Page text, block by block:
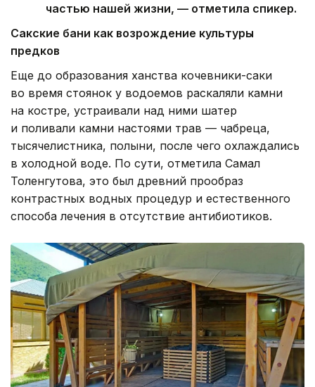
частью нашей жизни, — отметила спикер.
Сакские бани как возрождение культуры
предков
Еще до образования ханства кочевники-саки
во время стоянок у водоемов раскаляли камни
на костре, устраивали над ними шатер
и поливали камни настоями трав — чабреца,
тысячелистника, полыни, после чего охлаждались
в холодной воде. По сути, отметила Самал
Толенгутова, это был древний прообраз
контрастных водных процедур и естественного
способа лечения в отсутствие антибиотиков.